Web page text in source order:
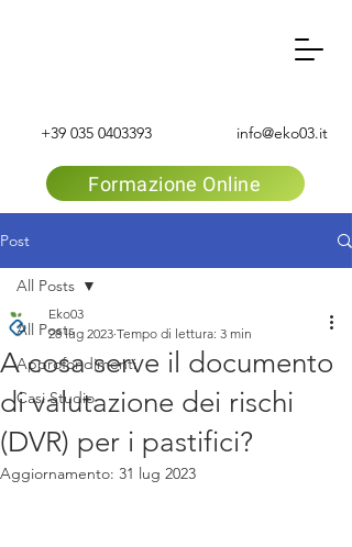
+39 035 0403393 info@eko03.it
Formazione Online
Post
All Posts
Approfondimenti
Casi Studio
All Posts
A cosa serve il documento
di valutazione dei rischi
(DVR) per i pastifici?
Eko03
28 lug 2023 Tempo di lettura: 3 min
Aggiornamento: 31 lug 2023